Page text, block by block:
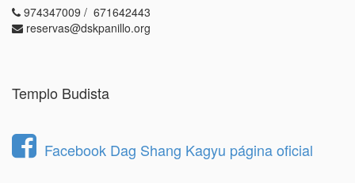
974347009 / 671642443
reservas@dskpanillo.org
Templo Budista
Facebook Dag Shang Kagyu página oficial